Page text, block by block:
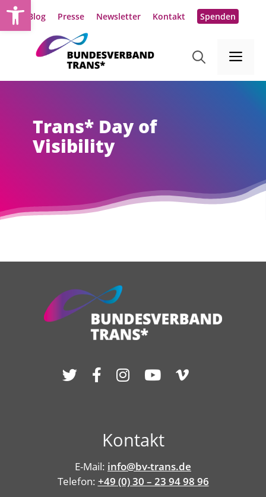
Zum
Inhalt
Blog Presse Newsletter Kontakt Spenden
Trans* Day of
Visibility
Kontakt
E-Mail: info@bv-trans.de
Telefon: +49 (0) 30 – 23 94 98 96